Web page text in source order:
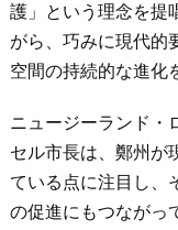
護」という理念を提
がら、巧みに現代的
空間の持続的な進化
ニュージーランド・
セル市長は、鄭州が
ている点に注目し、
の促進にもつながっ